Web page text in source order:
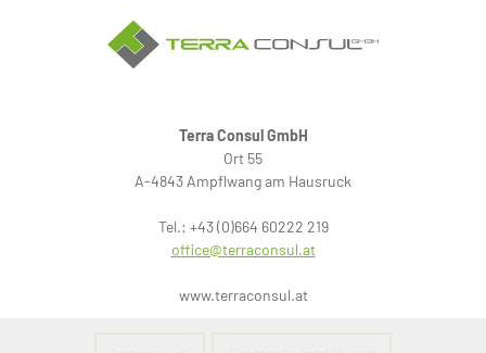
Terra Consul GmbH
Ort 55
A-4843 Ampflwang am Hausruck
Tel.: +43 (0)664 60222 219
office@terraconsul.at
www.terraconsul.at